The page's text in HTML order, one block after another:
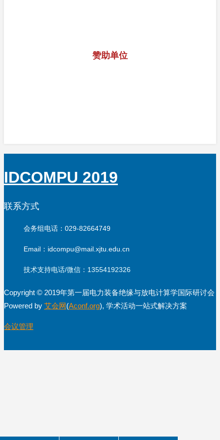
赞助单位
IDCOMPU 2019
联系方式
会务组电话：029-82664749
Email：idcompu@mail.xjtu.edu.cn
技术支持电话/微信：13554192326
Copyright © 2019年第一届电力装备绝缘与放电计算学国际研讨会
Powered by 艾会网(Aconf.org), 学术活动一站式解决方案
会议管理